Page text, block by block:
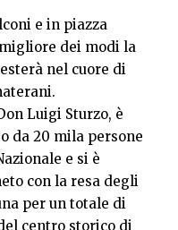
e in piazza
dei modi la
nel cuore di
Luigi Sturzo, è
da 20 mila persone
e si è
con la resa degli
per un totale di
centro storico di